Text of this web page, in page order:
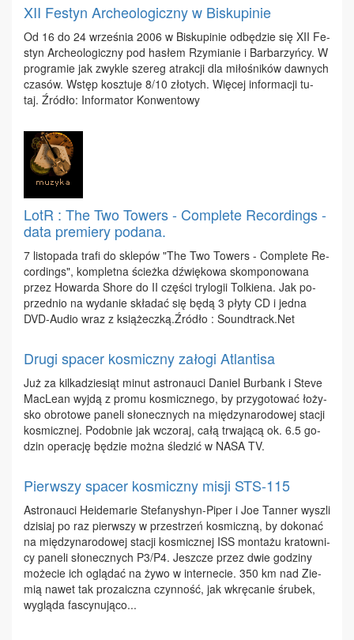
XII Festyn Archeologiczny w Biskupinie
Od 16 do 24 wrze­śnia 2006 w Bi­sku­pi­nie od­bę­dzie się XII Fe­
styn Ar­che­olo­gicz­ny pod ha­słem Rzy­mia­nie i Bar­ba­rzyń­cy. W
pro­gra­mie jak zwy­kle sze­reg atrak­cji dla mi­ło­śni­ków daw­nych
cza­sów. Wstęp kosz­tu­je 8/10 zło­tych. Wię­cej in­for­ma­cji tu­
taj. Źró­dło: In­for­ma­tor Kon­wen­to­wy
LotR : The Two Towers - Complete Recordings -
data premiery podana.
7 li­sto­pa­da tra­fi do skle­pów "The Two To­wers - Com­ple­te Re­
cor­dings", kom­plet­na ścież­ka dźwię­ko­wa skom­po­no­wa­na
przez Ho­war­da Sho­re do II czę­ści try­lo­gii Tol­kie­na. Jak po­
przed­nio na wy­da­nie skła­dać się bę­dą 3 pły­ty CD i jed­na
DVD-Au­dio wraz z ksią­żecz­ką.Źró­dło : Sou​ndtr​ack.​Net
Drugi spacer kosmiczny załogi Atlantisa
Już za kil­ka­dzie­siąt mi­nut astro­nau­ci Da­niel Bur­bank i Ste­ve
Mac­Le­an wyj­dą z pro­mu ko­smicz­ne­go, by przy­go­to­wać ło­ży­
sko ob­ro­to­we pa­ne­li sło­necz­nych na mię­dzy­na­ro­do­wej sta­cji
ko­smicz­nej. Po­dob­nie jak wczo­raj, ca­łą trwa­ją­cą ok. 6.5 go­
dzin ope­ra­cję bę­dzie moż­na śle­dzić w NA­SA TV.
Pierwszy spacer kosmiczny misji STS-115
Astro­nau­ci He­ide­ma­rie Ste­fa­ny­shyn-Pi­per i Joe Tan­ner wy­szli
dzi­siaj po raz pierw­szy w prze­strzeń ko­smicz­ną, by do­ko­nać
na mię­dzy­na­ro­do­wej sta­cji ko­smicz­nej ISS mon­ta­żu kra­tow­ni­
cy pa­ne­li sło­necz­nych P3/P4. Jesz­cze przez dwie go­dzi­ny
mo­że­cie ich oglą­dać na ży­wo w in­ter­ne­cie. 350 km nad Zie­
mią na­wet tak pro­za­icz­na czyn­ność, jak wkrę­ca­nie śru­bek,
wy­glą­da fa­scy­nu­ją­co...